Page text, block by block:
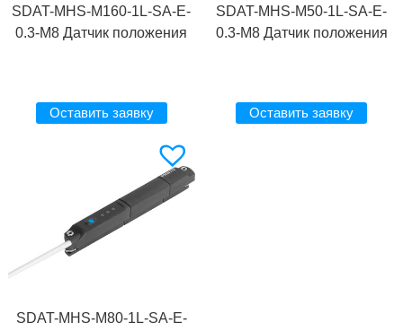
SDAT-MHS-M160-1L-SA-E-
0.3-M8 Датчик положения
Оставить заявку
SDAT-MHS-M50-1L-SA-E-
0.3-M8 Датчик положения
Оставить заявку
SDAT-MHS-M80-1L-SA-E-